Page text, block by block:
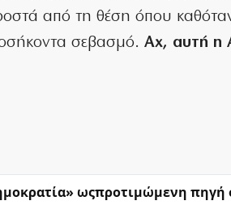
από τη θέση όπου
σεβασμό. Αχ, αυτή η
ωςπροτιμώμενη πηγή